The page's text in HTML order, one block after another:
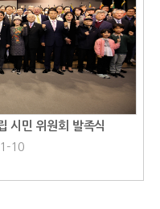
시민 위원회 발족식
10